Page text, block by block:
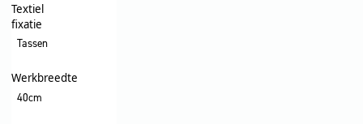
Textiel
fixatie
Tassen
Werkbreedte
40cm